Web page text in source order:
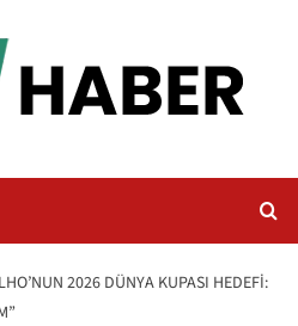
2026 DÜNYA KUPASI HEDEFI: